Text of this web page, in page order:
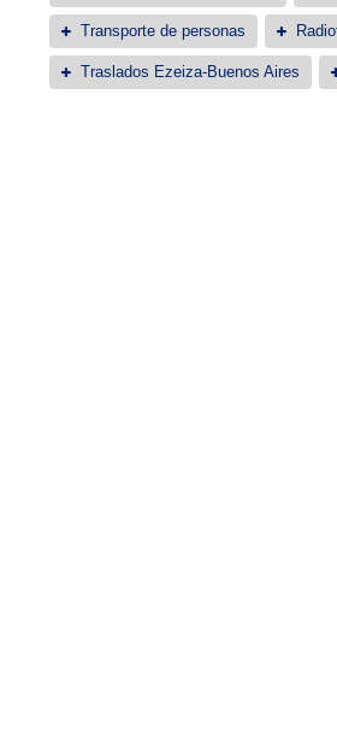
Transporte de personas
Traslados Ezeiza-Buenos Aires